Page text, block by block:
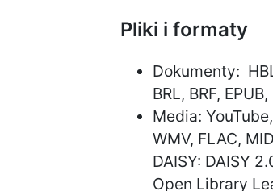
Pliki i formaty
Dokumenty:
BRL, BRF,
Media:
WMV, FLAC,
DAISY: DAISY
Open Library